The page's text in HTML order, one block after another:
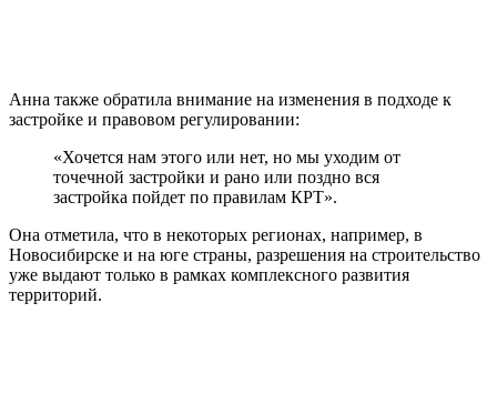
Анна также обратила внимание на изменения в подходе к
застройке и правовом регулировании:
«Хочется нам этого или нет, но мы уходим от
точечной застройки и рано или поздно вся
застройка пойдет по правилам КРТ».
Она отметила, что в некоторых регионах, например, в
Новосибирске и на юге страны, разрешения на строительство
уже выдают только в рамках комплексного развития
территорий.